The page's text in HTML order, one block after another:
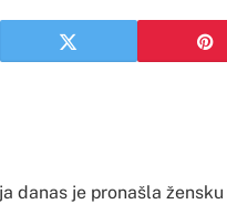
danas je pronašla žensku